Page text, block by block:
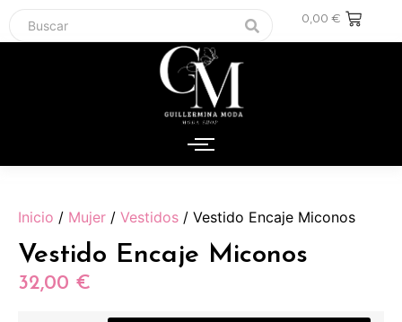
0,00€
Inicio / Mujer / Vestidos / Vestido Encaje Miconos
Vestido Encaje Miconos
32,00 €